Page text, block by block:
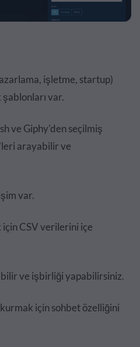
işletme, startup)
şablonları var.
ve Giphy'den seçilmiş
arayabilir ve
var.
CSV verilerini içe
ve işbirliği yapabilirsiniz.
için sohbet özelliğini